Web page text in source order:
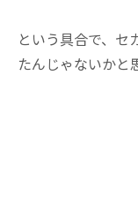
という具合で、セ
たんじゃないかと